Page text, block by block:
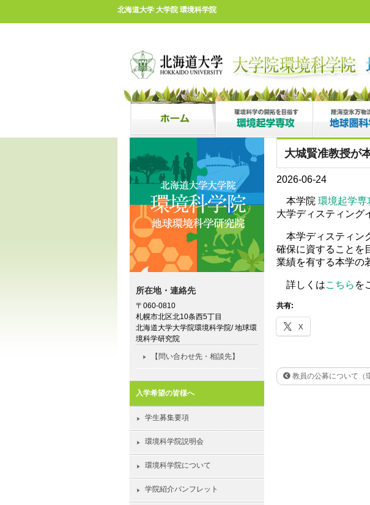
北海道大学 大学院 環境科学院
大城賢准教授が
2026-06-24
本学院 環境起学専
大学ディスティング
本学ディスティン
確保に資することを
業績を有する本学の
詳しくはこちら を
共有:
X
教員の公募について（
所在地・連絡先
〒060-0810
札幌市北区北10条西5丁目
北海道大学大学院環境科学院/ 地球環
境科学研究院
【問い合わせ先・相談先】
入学希望の皆様へ
学生募集要項
環境科学院説明会
環境科学院について
学院紹介パンフレット